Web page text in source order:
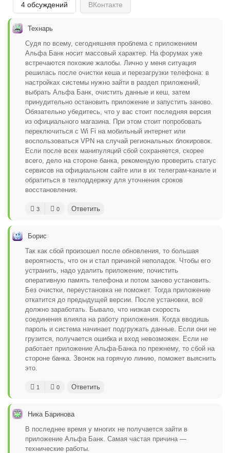
4 обсуждений ВКонтакте
Технарь
Судя по всему, сегодняшняя проблема с приложением
Альфа Банк носит массовый характер. На форумах уже
встречаются похожие жалобы. Лично у меня ситуация
решилась после очистки кеша и перезагрузки телефона: в
настройках системы нужно зайти в раздел приложений,
выбрать Альфа Банк, очистить данные и кеш, затем
принудительно остановить приложение и запустить заново.
Обязательно убедитесь, что у вас стоит последняя версия
из официального магазина. При этом стоит попробовать
переключиться с Wi Fi на мобильный интернет или
воспользоваться VPN на случай региональных блокировок.
Если после всех манипуляций сбой сохраняется, скорее
всего, дело на стороне банка, рекомендую проверить статус
сервисов на официальном сайте или в их телеграм-канале и
обратиться в техподдержку для уточнения сроков
восстановления.
3 0 Ответить
Борис
Так как сбой произошел после обновления, то большая
вероятность, что он и стал причиной неполадок. Чтобы его
устранить, надо удалить приложение, почистить
оперативную память телефона и потом заново установить.
Без очистки, переустановка не поможет. Тогда приложение
откатится до предыдущей версии. После установки, всё
должно заработать. Бывало, что низкая скорость
соединения влияла на работу приложения. Когда вводишь
пароль и система начинает подгружать данные. Если они не
грузится, получается ошибка и вход невозможен. Если не
работает приложение Альфа-Банка по прежнему, то сбой на
стороне банка. Звонок на горячую линию, поможет выяснить
это.
1 0 Ответить
Ника Баринова
В последнее время у многих не получается зайти в
приложение Альфа Банк. Самая частая причина —
технические работы.
Можешь предложить свои промокоды для публикации.
Открыть полностью